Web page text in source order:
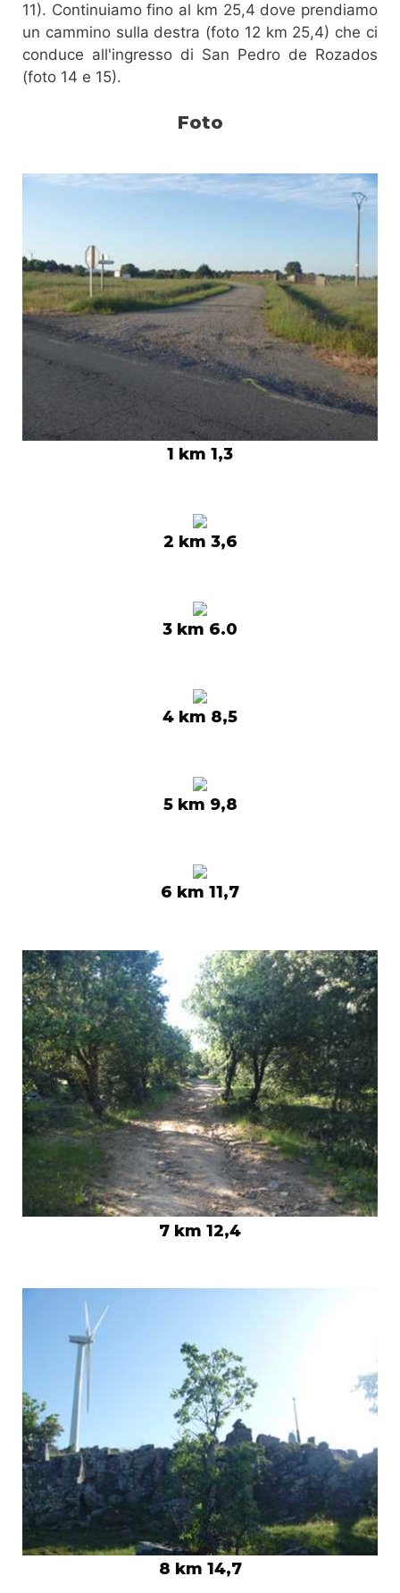
11). Continuiamo fino al km 25,4 dove prendiamo
un cammino sulla destra (foto 12 km 25,4) che ci
conduce all'ingresso di San Pedro de Rozados
(foto 14 e 15).
Foto
1 km 1,3
2 km 3,6
3 km 6.0
4 km 8,5
5 km 9,8
6 km 11,7
7 km 12,4
8 km 14,7